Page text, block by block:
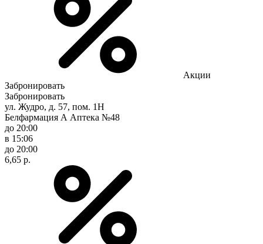
Акции
Забронировать
Забронировать
ул. Жудро, д. 57, пом. 1Н
Белфармация А Аптека №48
до 20:00
в 15:06
до 20:00
6,65 р.